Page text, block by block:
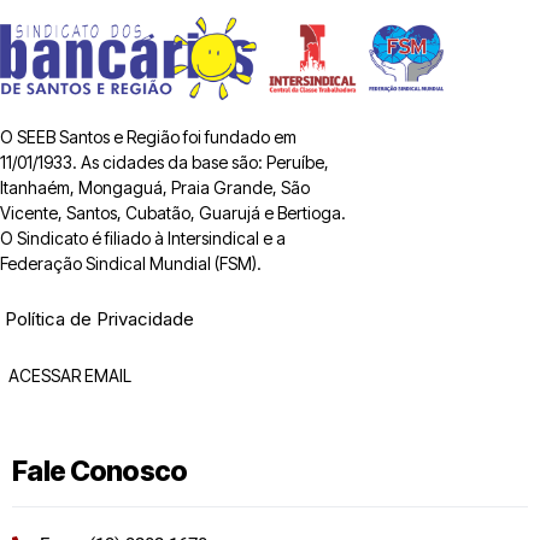
O SEEB Santos e Região foi fundado em
11/01/1933. As cidades da base são: Peruíbe,
Itanhaém, Mongaguá, Praia Grande, São
Vicente, Santos, Cubatão, Guarujá e Bertioga.
O Sindicato é filiado à Intersindical e a
Federação Sindical Mundial (FSM).
Política de Privacidade
ACESSAR EMAIL
Fale Conosco